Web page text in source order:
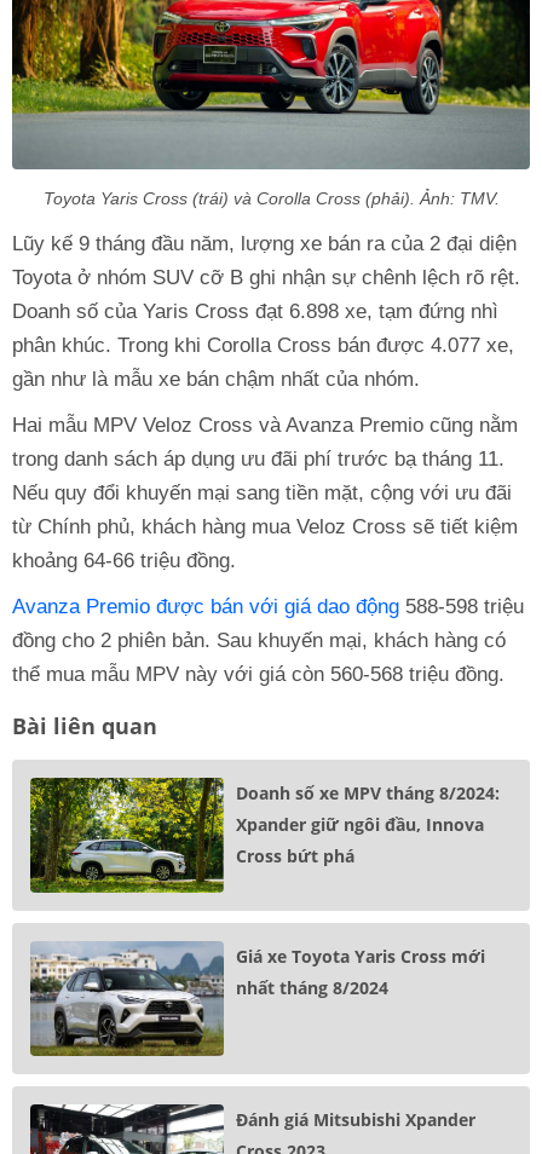
Toyota Yaris Cross (trái) và Corolla Cross (phải). Ảnh: TMV.
Lũy kế 9 tháng đầu năm, lượng xe bán ra của 2 đại diện
Toyota ở nhóm SUV cỡ B ghi nhận sự chênh lệch rõ rệt.
Doanh số của Yaris Cross đạt 6.898 xe, tạm đứng nhì
phân khúc. Trong khi Corolla Cross bán được 4.077 xe,
gần như là mẫu xe bán chậm nhất của nhóm.
Hai mẫu MPV Veloz Cross và Avanza Premio cũng nằm
trong danh sách áp dụng ưu đãi phí trước bạ tháng 11.
Nếu quy đổi khuyến mại sang tiền mặt, cộng với ưu đãi
từ Chính phủ, khách hàng mua Veloz Cross sẽ tiết kiệm
khoảng 64-66 triệu đồng.
Avanza Premio được bán với giá dao động 588-598 triệu
đồng cho 2 phiên bản. Sau khuyến mại, khách hàng có
thể mua mẫu MPV này với giá còn 560-568 triệu đồng.
Bài liên quan
Doanh số xe MPV tháng 8/2024:
Xpander giữ ngôi đầu, Innova
Cross bứt phá
Giá xe Toyota Yaris Cross mới
nhất tháng 8/2024
Đánh giá Mitsubishi Xpander